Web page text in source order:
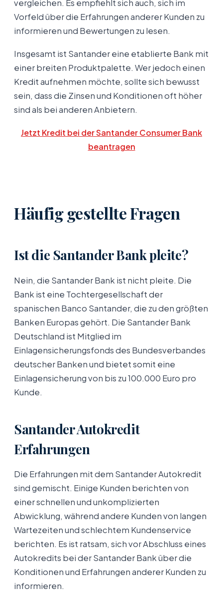
vergleichen. Es empfiehlt sich auch, sich im
Vorfeld über die Erfahrungen anderer Kunden zu
informieren und Bewertungen zu lesen.
Insgesamt ist Santander eine etablierte Bank mit
einer breiten Produktpalette. Wer jedoch einen
Kredit aufnehmen möchte, sollte sich bewusst
sein, dass die Zinsen und Konditionen oft höher
sind als bei anderen Anbietern.
Jetzt Kredit bei der Santander Consumer Bank
beantragen
Häufig gestellte Fragen
Ist die Santander Bank pleite?
Nein, die Santander Bank ist nicht pleite. Die
Bank ist eine Tochtergesellschaft der
spanischen Banco Santander, die zu den größten
Banken Europas gehört. Die Santander Bank
Deutschland ist Mitglied im
Einlagensicherungsfonds des Bundesverbandes
deutscher Banken und bietet somit eine
Einlagensicherung von bis zu 100.000 Euro pro
Kunde.
Santander Autokredit
Erfahrungen
Die Erfahrungen mit dem Santander Autokredit
sind gemischt. Einige Kunden berichten von
einer schnellen und unkomplizierten
Abwicklung, während andere Kunden von langen
Wartezeiten und schlechtem Kundenservice
berichten. Es ist ratsam, sich vor Abschluss eines
Autokredits bei der Santander Bank über die
Konditionen und Erfahrungen anderer Kunden zu
informieren.